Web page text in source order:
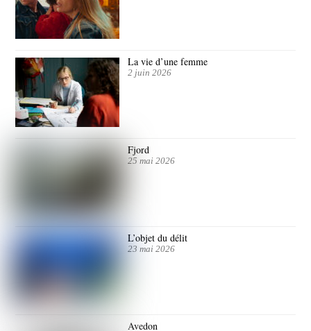
La vie d’une femme
2 juin 2026
Fjord
25 mai 2026
L’objet du délit
23 mai 2026
Avedon